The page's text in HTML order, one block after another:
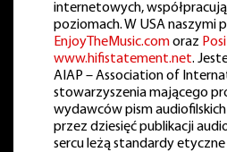
internetowych,
poziomach. W USA naszymi
EnjoyTheMusic.comoraz
www.hifistatement.net.
AIAP – Association of
stowarzyszenia mającego
wydawców pism
przez dziesięć publikacji
sercu leżą standardy